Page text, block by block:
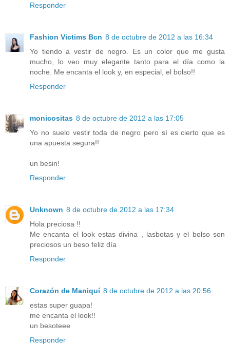
Responder
Fashion Victims Bcn 8 de octubre de 2012 a las 16:34
Yo tiendo a vestir de negro. Es un color que me gusta
mucho, lo veo muy elegante tanto para el día como la
noche. Me encanta el look y, en especial, el bolso!!
Responder
monicositas 8 de octubre de 2012 a las 17:05
Yo no suelo vestir toda de negro pero sí es cierto que es
una apuesta segura!!
un besin!
Responder
Unknown 8 de octubre de 2012 a las 17:34
Hola preciosa !!
Me encanta el look estas divina , lasbotas y el bolso son
preciosos un beso feliz día
Responder
Corazón de Maniquí 8 de octubre de 2012 a las 20:56
estas super guapa!
me encanta el look!!
un besoteee
Responder